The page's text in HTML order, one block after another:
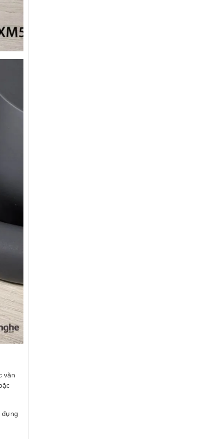
văn
đựng